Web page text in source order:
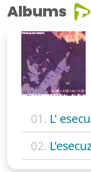
Albums
01. L'
02.